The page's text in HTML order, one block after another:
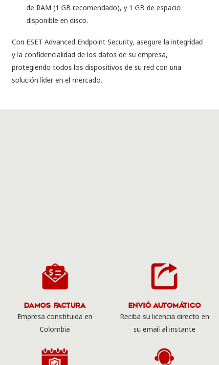
de RAM (1 GB recomendado), y 1 GB de espacio
disponible en disco.
Con ESET Advanced Endpoint Security, asegure la integridad
y la confidencialidad de los datos de su empresa,
protegiendo todos los dispositivos de su red con una
solución líder en el mercado.
Damos Factura
Empresa constituida en
Colombia
Envió Automático
Reciba su licencia directo en
su email al instante